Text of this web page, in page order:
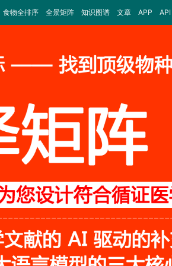
食物全排序 全景矩阵 知识图谱 文章 APP API